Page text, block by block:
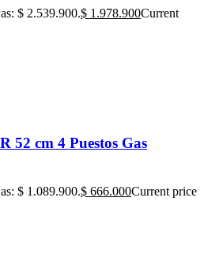
$ 2.539.900.$ 1.978.900Current
52 cm 4 Puestos Gas
$ 1.089.900.$ 666.000Current price